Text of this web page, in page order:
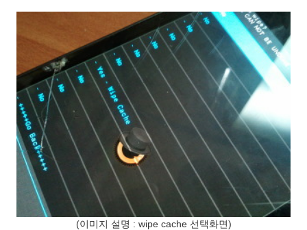
(이미지 설명 : wipe cache 선택화면)